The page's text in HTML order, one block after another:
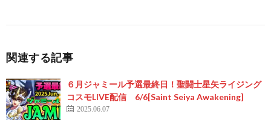
関連する記事
６月ジャミール予選最終日！聖闘士星矢ライジング
コスモLIVE配信 6/6[Saint Seiya Awakening]
2025.06.07